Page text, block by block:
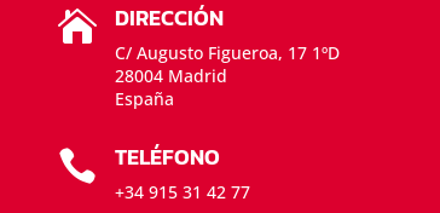
 DIRECCIÓN
C/ Augusto Figueroa, 17 1ºD
28004 Madrid
España
 TELÉFONO
+34 915 31 42 77